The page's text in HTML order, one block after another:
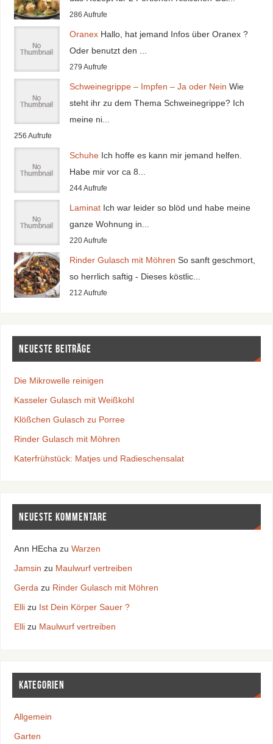
286 Aufrufe
Oranex Hallo, hat jemand Infos über Oranex ?
Oder benutzt den ...
279 Aufrufe
Schweinegrippe – Impfen – Ja oder Nein Wie
steht ihr zu dem Thema Schweinegrippe? Ich
meine ni...
256 Aufrufe
Schuhe Ich hoffe es kann mir jemand helfen.
Habe mir vor ca 8...
244 Aufrufe
Laminat Ich war leider so blöd und habe meine
ganze Wohnung in...
220 Aufrufe
Rinder Gulasch mit Möhren So sanft geschmort,
so herrlich saftig - Dieses köstlic...
212 Aufrufe
Neueste Beiträge
Die Mikrowelle reinigen
Kasseler Gulasch mit Weißkohl
Klößchen Gulasch zu Porree
Rinder Gulasch mit Möhren
Katerfrühstück: Matjes und Radieschensalat
Neueste Kommentare
Ann HEcha zu Warzen
Jamsin zu Maulwurf vertreiben
Gerda zu Rinder Gulasch mit Möhren
Ellizu Ist Dein Körper Sauer ?
Ellizu Maulwurf vertreiben
Kategorien
Allgemein
Garten